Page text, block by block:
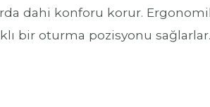
dahi konforu korur.
bir oturma pozisyonu sağlarlar.